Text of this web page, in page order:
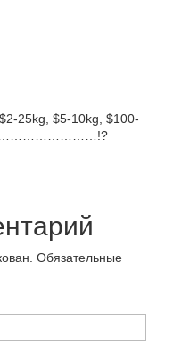
25kg, $5-10kg, $100-
Обязательные